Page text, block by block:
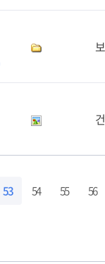
53 54 55 56